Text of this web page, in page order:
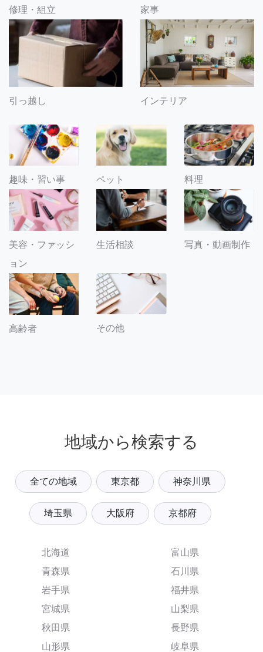
修理・組立 家事
引っ越し インテリア
趣味・習い事 ペット 料理
美容・ファッシ
ョン
生活相談 写真・動画制作
高齢者 その他
地域から検索する
全ての地域 東京都 神奈川県
埼玉県 大阪府 京都府
北海道
青森県
岩手県
宮城県
秋田県
山形県
富山県
石川県
福井県
山梨県
長野県
岐阜県